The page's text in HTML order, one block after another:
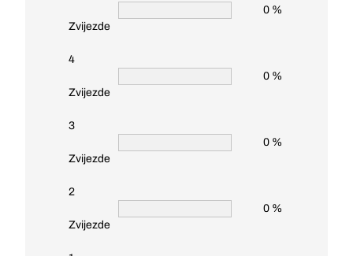
Zvijezde
0 %
4
Zvijezde
0 %
3
Zvijezde
0 %
2
Zvijezde
0 %